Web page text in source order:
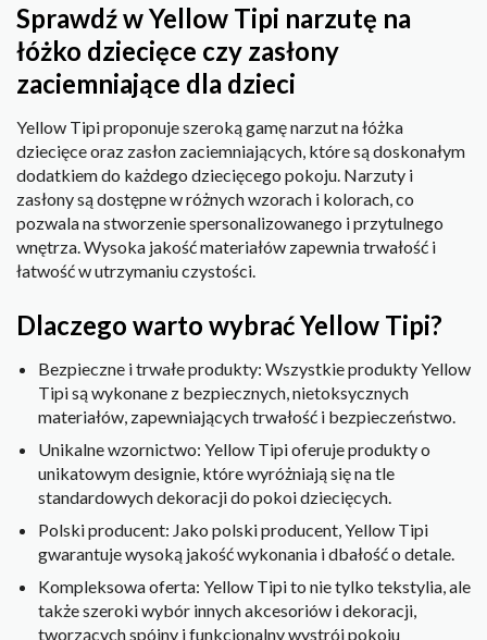
Sprawdź w Yellow Tipi narzutę na
łóżko dziecięce czy zasłony
zaciemniające dla dzieci
Yellow Tipi proponuje szeroką gamę narzut na łóżka
dziecięce oraz zasłon zaciemniających, które są doskonałym
dodatkiem do każdego dziecięcego pokoju. Narzuty i
zasłony są dostępne w różnych wzorach i kolorach, co
pozwala na stworzenie spersonalizowanego i przytulnego
wnętrza. Wysoka jakość materiałów zapewnia trwałość i
łatwość w utrzymaniu czystości.
Dlaczego warto wybrać Yellow Tipi?
Bezpieczne i trwałe produkty: Wszystkie produkty Yellow
Tipi są wykonane z bezpiecznych, nietoksycznych
materiałów, zapewniających trwałość i bezpieczeństwo.
Unikalne wzornictwo: Yellow Tipi oferuje produkty o
unikatowym designie, które wyróżniają się na tle
standardowych dekoracji do pokoi dziecięcych.
Polski producent: Jako polski producent, Yellow Tipi
gwarantuje wysoką jakość wykonania i dbałość o detale.
Kompleksowa oferta: Yellow Tipi to nie tylko tekstylia, ale
także szeroki wybór innych akcesoriów i dekoracji,
tworzących spójny i funkcjonalny wystrój pokoju